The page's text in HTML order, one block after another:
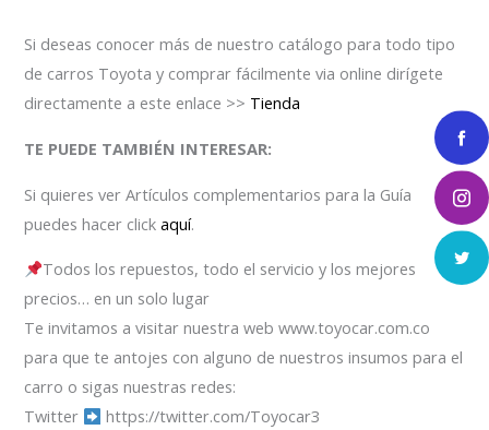
Si deseas conocer más de nuestro catálogo para todo tipo
de carros Toyota y comprar fácilmente via online dirígete
directamente a este enlace >> Tienda
TE PUEDE TAMBIÉN INTERESAR:
Si quieres ver Artículos complementarios para la Guía
puedes hacer clickaquí.
Todos los repuestos, todo el servicio y los mejores
precios… en un solo lugar
Te invitamos a visitar nuestra web www.toyocar.com.co
para que te antojes con alguno de nuestros insumos para el
carro o sigas nuestras redes:
Twitter
https://twitter.com/Toyocar3